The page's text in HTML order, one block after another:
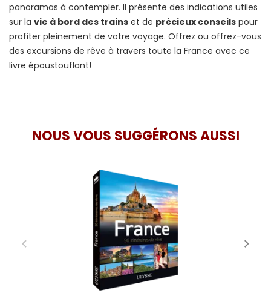
panoramas à contempler. Il présente des indications utiles
sur la vie à bord des trains et de précieux conseils pour
profiter pleinement de votre voyage. Offrez ou offrez-vous
des excursions de rêve à travers toute la France avec ce
livre époustouflant!
NOUS VOUS SUGGÉRONS AUSSI